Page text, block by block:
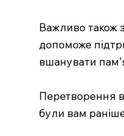
Важливо також
допоможе
вшанувати
Перетворення
були вам